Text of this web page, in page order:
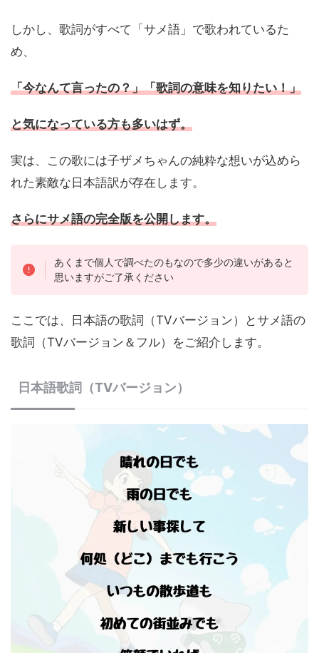
しかし、歌詞がすべて「サメ語」で歌われているた
め、
「今なんて言ったの？」「歌詞の意味を知りたい！」
と気になっている方も多いはず。
実は、この歌には子ザメちゃんの純粋な想いが込めら
れた素敵な日本語訳が存在します。
さらにサメ語の完全版を公開します。
あくまで個人で調べたのもなので多少の違いがあると
思いますがご了承ください
ここでは、日本語の歌詞（TVバージョン）とサメ語の
歌詞（TVバージョン＆フル）をご紹介します。
日本語歌詞（TVバージョン）